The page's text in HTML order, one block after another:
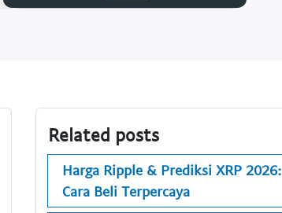
Related posts
Harga Ripple & Prediksi XRP 2026:
Cara Beli Terpercaya